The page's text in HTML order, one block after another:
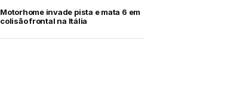
Motorhome invade pista e mata 6 em
colisão frontal na Itália